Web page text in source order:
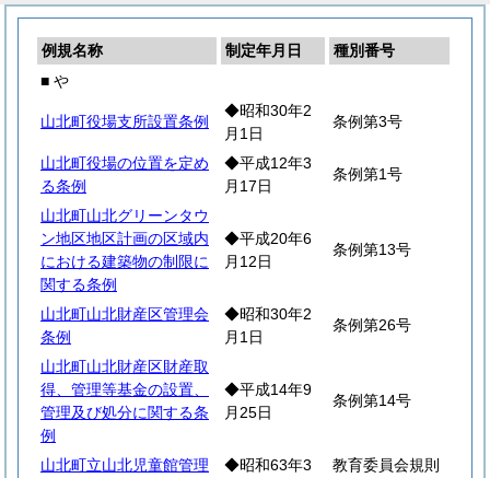
例規名称 制定年月日
種別番号
■ や
山北町役場支所設置条例
◆昭和30年2
月1日
条例第3号
山北町役場の位置を定め
る条例
◆平成12年3
月17日
条例第1号
山北町山北グリーンタウ
ン地区地区計画の区域内
における建築物の制限に
関する条例
◆平成20年6
月12日
条例第13号
山北町山北財産区管理会
条例
◆昭和30年2
月1日
条例第26号
山北町山北財産区財産取
得、管理等基金の設置、
管理及び処分に関する条
例
◆平成14年9
月25日
条例第14号
山北町立山北児童館管理
◆昭和63年3
教育委員会規則